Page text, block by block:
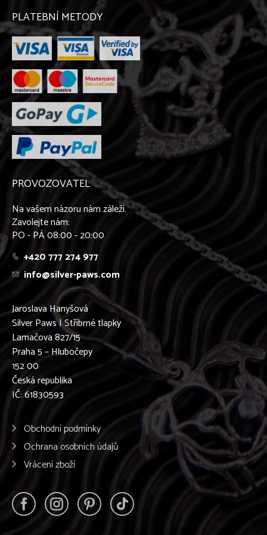
Leonberger
Maďarský ohař krátkosrstý
Malinois
Maltézský psík
Malý kontinentální španěl - Papillon
Malý kontinentální španěl - Phaléne
Malý münsterlandský ohař
Mexický naháč
Mops
Mudi
Německá doga
Německý boxer
Německý ovčák
Novofundlandský pes
Ohař krátkosrstý
Parson Russel teriér
Pekinéz
Peruánský naháč
Pinč
Podenco Canario
Podenco Ibicenco
Pražský krysařík
Pudl
Pyrenejský Horský Pes
Retrívr
Rhodéský ridgeback
Rottweiler
Ruský chrt - BARZOJ
Ruský Toy
Samojed
Shih-tzu
Sibiřský husky
Skotský teriér
Stafordšírský bulteriér
Šarpej
Šeltie
PLATEBNÍ METODY
PROVOZOVATEL
Na vašem názoru nám záleží.
Zavolejte nám:
PO - PÁ 08:00 - 20:00
+420 777 274 977
info@silver-paws.com
Jaroslava Hanyšová
Silver Paws | Stříbrné tlapky
Lamačova 827/15
Praha 5 – Hlubočepy
152 00
Česká republika
IČ: 61830593
Obchodní podmínky
Ochrana osobních údajů
Vrácení zboží